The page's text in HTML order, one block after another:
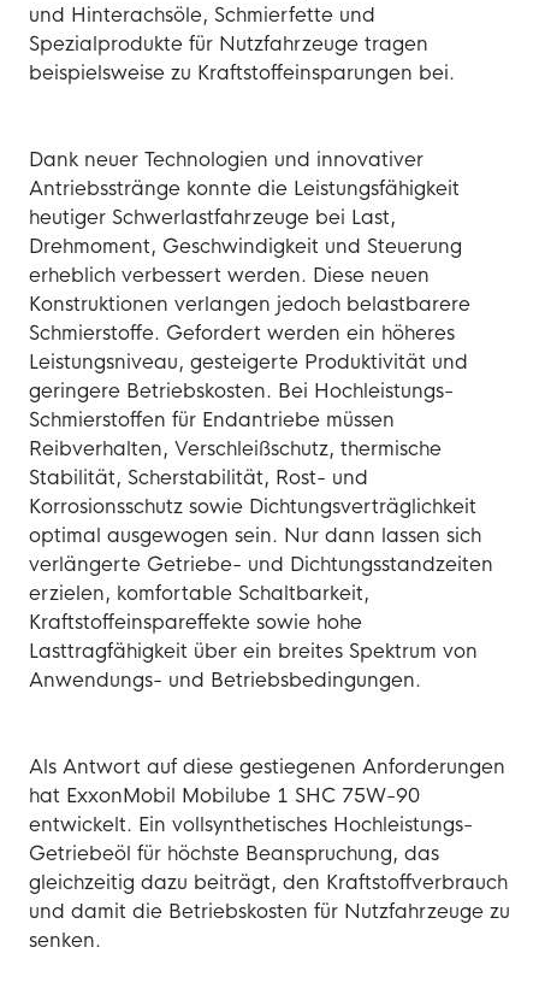
und Hinterachsöle, Schmierfette und
Spezialprodukte für Nutzfahrzeuge tragen
beispielsweise zu Kraftstoffeinsparungen bei.
Dank neuer Technologien und innovativer
Antriebsstränge konnte die Leistungsfähigkeit
heutiger Schwerlastfahrzeuge bei Last,
Drehmoment, Geschwindigkeit und Steuerung
erheblich verbessert werden. Diese neuen
Konstruktionen verlangen jedoch belastbarere
Schmierstoffe. Gefordert werden ein höheres
Leistungsniveau, gesteigerte Produktivität und
geringere Betriebskosten. Bei Hochleistungs-
Schmierstoffen für Endantriebe müssen
Reibverhalten, Verschleißschutz, thermische
Stabilität, Scherstabilität, Rost- und
Korrosionsschutz sowie Dichtungsverträglichkeit
optimal ausgewogen sein. Nur dann lassen sich
verlängerte Getriebe- und Dichtungsstandzeiten
erzielen, komfortable Schaltbarkeit,
Kraftstoffeinspareffekte sowie hohe
Lasttragfähigkeit über ein breites Spektrum von
Anwendungs- und Betriebsbedingungen.
Als Antwort auf diese gestiegenen Anforderungen
hat ExxonMobil Mobilube 1 SHC 75W-90
entwickelt. Ein vollsynthetisches Hochleistungs-
Getriebeöl für höchste Beanspruchung, das
gleichzeitig dazu beiträgt, den Kraftstoffverbrauch
und damit die Betriebskosten für Nutzfahrzeuge zu
senken.